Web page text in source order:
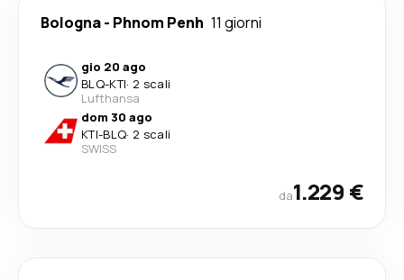
Bologna- Phnom Penh 11 giorni
gio 20 ago
BLQ-KTI· 2 scali
Lufthansa
dom 30 ago
KTI-BLQ· 2 scali
SWISS
da1.229 €